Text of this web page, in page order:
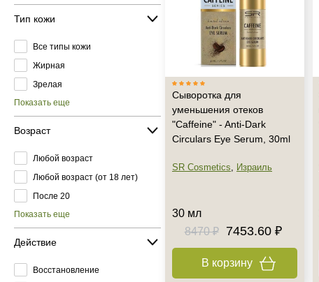
Тип кожи
Все типы кожи
Жирная
Зрелая
Показать еще
Возраст
Любой возраст
Любой возраст (от 18 лет)
После 20
Показать еще
Действие
Восстановление
Сыворотка для
уменьшения отеков
"Caffeine" - Anti-Dark
Circulars Eye Serum, 30ml
SR Cosmetics, Израиль
30 мл
8470 ₽
7453.60 ₽
В корзину